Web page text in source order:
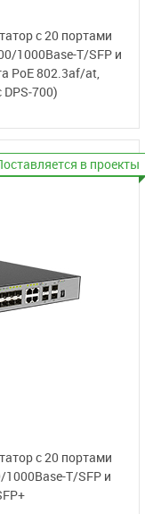
с 20 портами
1000Base-T/SFPи
PoE 802.3af/at,
в проекты
с 20 портами
1000Base-T/SFP и